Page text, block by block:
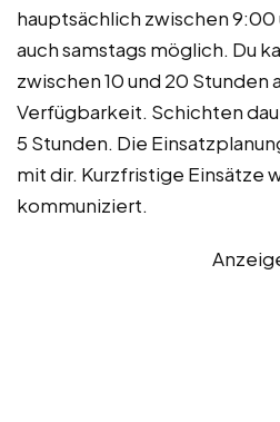
hauptsächlich zwischen 9:00
auch samstags möglich. Du
zwischen 10 und 20 Stunden
Verfügbarkeit. Schichten
5 Stunden. Die
mit dir. Kurzfristige Einsätze
kommuniziert.